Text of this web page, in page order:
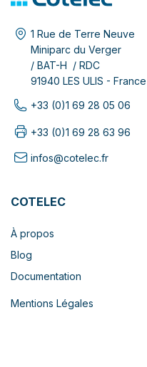
1 Rue de Terre Neuve
Miniparc du Verger
/ BAT-H / RDC
91940 LES ULIS - France
+33 (0)1 69 28 05 06
+33 (0)1 69 28 63 96
infos@cotelec.fr
COTELEC
À propos
Blog
Documentation
Mentions Légales